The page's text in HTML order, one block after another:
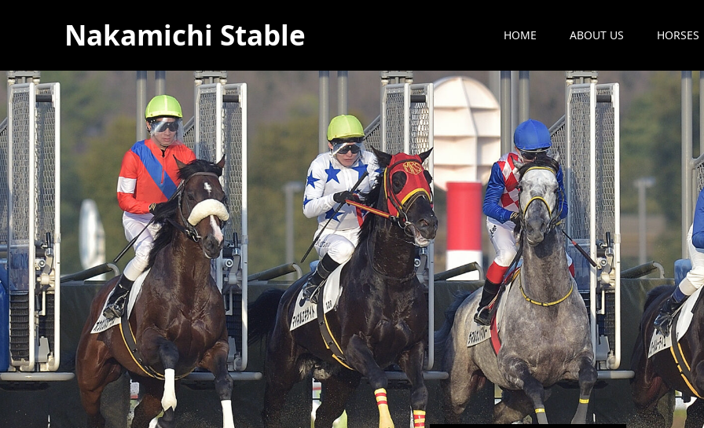
Nakamichi Stable HOME ABOUT US HORSES